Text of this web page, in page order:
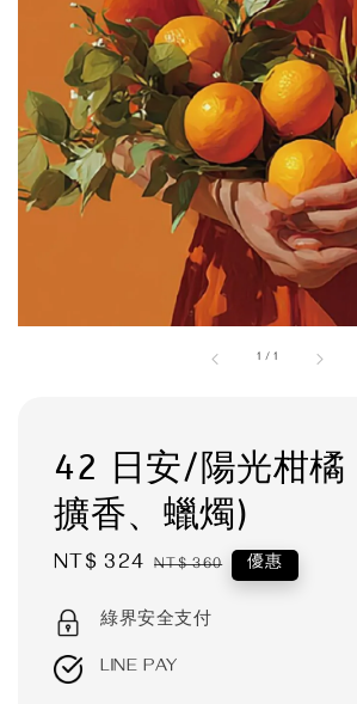
1 /1
42 日安/陽光柑橘
擴香、蠟燭)
Sale
NT$ 324 Regular
NT$ 360 優惠
綠界安全支付
LINE PAY